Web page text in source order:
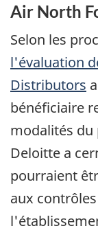
Air North
Selon les
l'évaluation
Distributors
bénéficiaire
modalités
Deloitte a
pourraient
aux